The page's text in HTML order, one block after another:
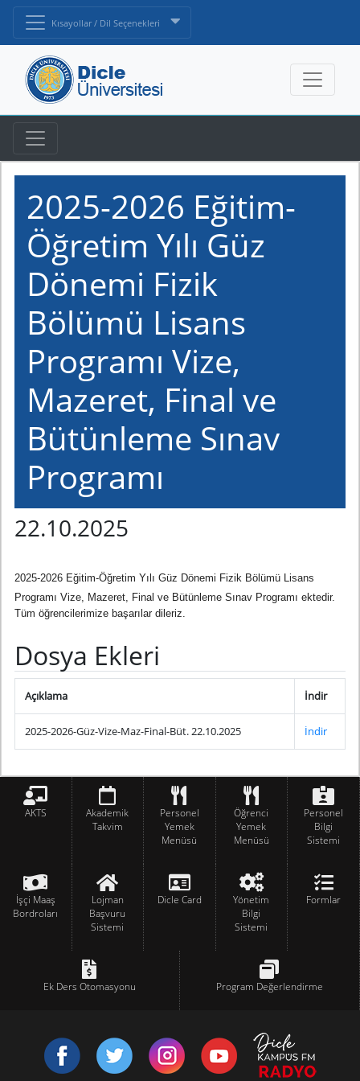
Kısayollar / Dil Seçenekleri
2025-2026 Eğitim-
Öğretim Yılı Güz
Dönemi Fizik
Bölümü Lisans
Programı Vize,
Mazeret, Final ve
Bütünleme Sınav
Programı
22.10.2025
2025-2026 Eğitim-Öğretim Yılı Güz Dönemi Fizik Bölümü Lisans
Programı Vize, Mazeret, Final ve Bütünleme Sınav Programı ektedir.
Tüm öğrencilerimize başarılar dileriz.
Dosya Ekleri
Açıklama İndir
2025-2026-Güz-Vize-Maz-Final-Büt. 22.10.2025 İndir
AKTS
Akademik
Takvim
Personel
Yemek
Menüsü
Öğrenci
Yemek
Menüsü
Personel
Bilgi
Sistemi
İşçi Maaş
Bordroları
Lojman
Başvuru
Sistemi
Dicle Card
Yönetim
Bilgi
Sistemi
Formlar
Ek Ders Otomasyonu Program Değerlendirme